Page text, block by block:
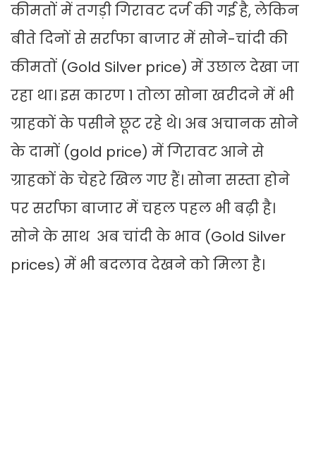
कीमतों में तगड़ी गिरावट दर्ज की गई है, लेकिन
बीते दिनों से सर्राफा बाजार में सोने-चांदी की
कीमतों (Gold Silver price) में उछाल देखा जा
रहा था। इस कारण 1 तोला सोना खरीदने में भी
ग्राहकों के पसीने छूट रहे थे। अब अचानक सोने
के दामों (gold price) में गिरावट आने से
ग्राहकों के चेहरे खिल गए हैं। सोना सस्ता होने
पर सर्राफा बाजार में चहल पहल भी बढ़ी है।
सोने के साथ अब चांदी के भाव (Gold Silver
prices) में भी बदलाव देखने को मिला है।